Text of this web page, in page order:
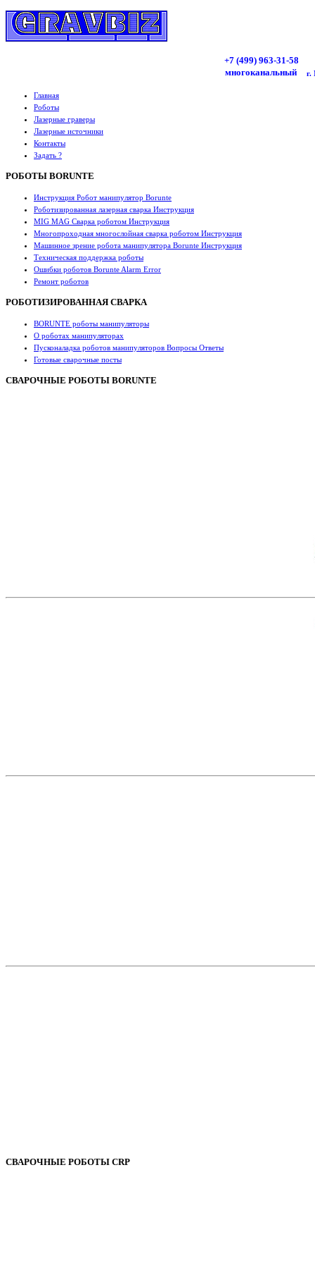
+7 (499) 963-31-58
многоканальный
г.
Главная
Роботы
Лазерные граверы
Лазерные источники
Контакты
Задать ?
РОБОТЫ BORUNTE
Инструкция Робот манипулятор Borunte
Роботизированная лазерная сварка Инструкция
MIG MAG Сварка роботом Инструкция
Многопроходная многослойная сварка роботом Инструкция
Машинное зрение робота манипулятора Borunte Инструкция
Техническая поддержка роботы
Ошибки роботов Borunte Alarm Error
Ремонт роботов
РОБОТИЗИРОВАННАЯ СВАРКА
BORUNTE роботы манипуляторы
О роботах манипуляторах
Пусконаладка роботов манипуляторов Вопросы Ответы
Готовые сварочные посты
СВАРОЧНЫЕ РОБОТЫ BORUNTE
СВАРОЧНЫЕ РОБОТЫ CRP